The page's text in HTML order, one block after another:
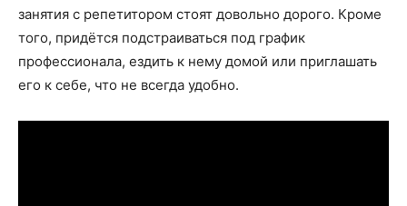
занятия с репетитором стоят довольно дорого. Кроме
того, придётся подстраиваться под график
профессионала, ездить к нему домой или приглашать
его к себе, что не всегда удобно.